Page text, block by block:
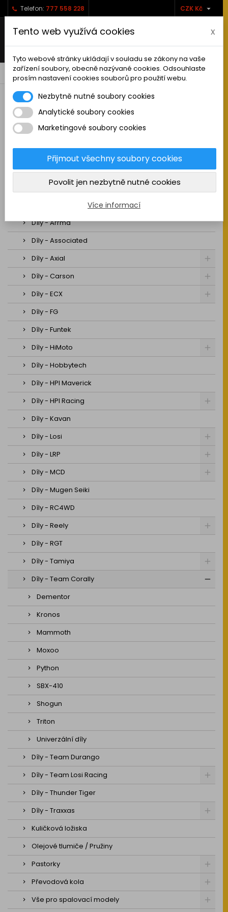
Telefon: 777 558 228 CZK Kč 
   shopping_cart0
RC AUTA
Sestavená auta elektro
Stavebnice aut elektro
Auta na spalovací motor
Náhradní díly
Díly - Arrma
Díly - Associated
Díly - Axial
Díly - Carson
Díly - ECX
Díly - FG
Díly - Funtek
Díly - HiMoto
Díly - Hobbytech
Díly - HPI Maverick
Díly - HPI Racing
Díly - Kavan
Díly - Losi
Díly - LRP
Díly - MCD
Díly - Mugen Seiki
Díly - RC4WD
Díly - Reely
Díly - RGT
Díly - Tamiya
Díly - Team Corally
Dementor
Kronos
Mammoth
Moxoo
Python
SBX-410
Shogun
Triton
Univerzální díly
Díly - Team Durango
Díly - Team Losi Racing
Díly - Thunder Tiger
Díly - Traxxas
Kuličková ložiska
Olejové tlumiče / Pružiny
Pastorky
Převodová kola
Vše pro spalovací modely
Tento web využívá cookies x
Tyto webové stránky ukládají v souladu se zákony na vaše
zařízení soubory, obecně nazývané cookies. Odsouhlaste
prosím nastavení cookies souborů pro použití webu.
Nezbytně nutné soubory cookies
Analytické soubory cookies
Marketingové soubory cookies
Přijmout všechny soubory cookies
Povolit jen nezbytně nutné cookies
Více informací